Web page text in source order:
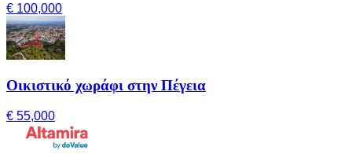
€ 100,000
Οικιστικό χωράφι στην Πέγεια
€ 55,000